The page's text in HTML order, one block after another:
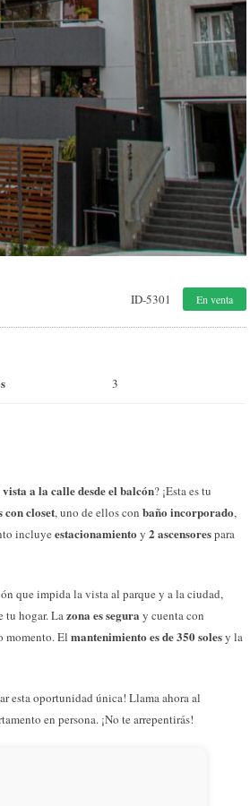
ID-5301 En venta
3
a la calle desde el balcón? ¡Esta es tu
closet, uno de ellos con baño incorporado,
incluye estacionamiento y 2 ascensorespara
que impida la vista al parque y a la ciudad,
tu hogar. Lazona es segura y cuenta con
momento. El mantenimiento es de 350 solesy la
esta oportunidad única! Llama ahora al
en persona. ¡No te arrepentirás!